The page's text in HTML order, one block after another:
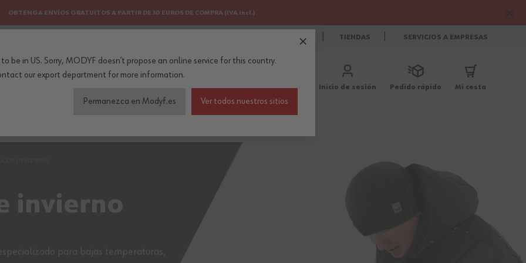
OBTENGA ENVÍOS GRATUITOS A PARTIR DE 30 EUROS DE COMPRA (IVA incl.)
CONTACTO TIENDAS SERVICIOS A EMPRESAS
Inicio de sesión Pedido rápido Mi cesta
ProfesionesAccesoriosBlog
invierno
para bajas temperaturas,
to be in US. Sorry, MODYF doesn’t propose an online service for this country.
our export department for more information.
Permanezca en Modyf.es Ver todos nuestros sitios